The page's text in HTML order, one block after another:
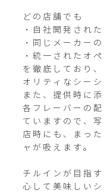
どの店舗でも
・自社開発され
・同じメーカー
・統一されたオ
を徹底しており
オリティなシー
また、提供時に
各フレーバーの
ていますので、
店時にも、まっ
ャが吸えます。
チルインが目指
心して美味しい